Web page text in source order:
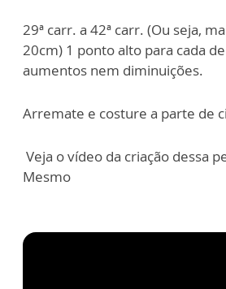
29ª carr. a 42ª carr. (Ou seja,
20cm) 1 ponto alto para cada
aumentos nem diminuições.
Arremate e costure a parte de
Veja o vídeo da criação dessa
Mesmo